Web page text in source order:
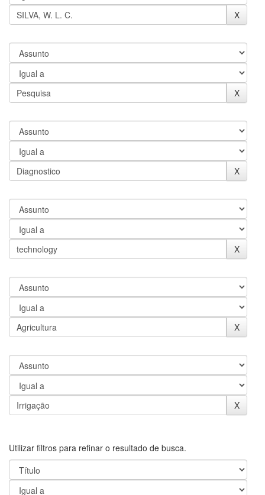
Utilizar filtros para refinar o resultado de busca.